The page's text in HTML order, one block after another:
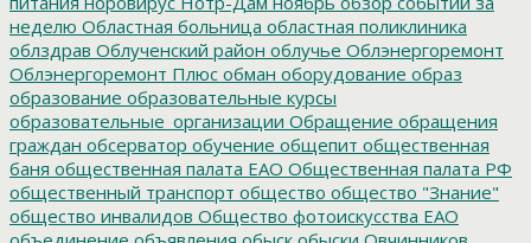
неделю Областная больница областная поликлиника
облздрав Облученский район облучье Облэнергоремонт
Облэнергоремонт Плюс обман оборудование образ
образование образовательные курсы
образовательные_организации Обращение обращения
граждан обсерватор обучение общепит общественная
баня общественная палата ЕАО Общественная палата РФ
общественный транспорт общество общество "Знание"
общество инвалидов Общество фотоискусства ЕАО